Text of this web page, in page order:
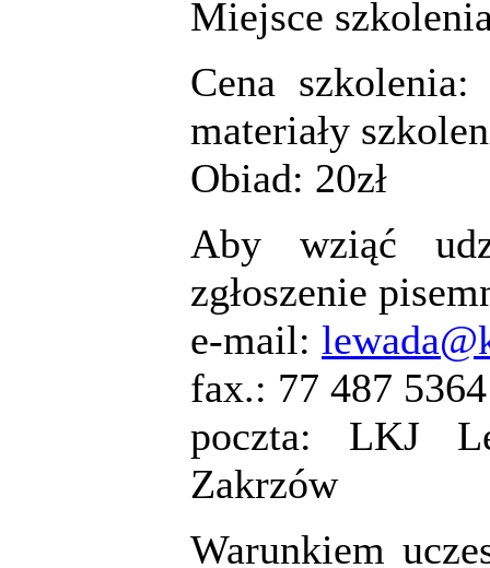
Miejsce
Cena
materiały
Obiad: 20zł
Aby wziąć
zgłoszenie
e-mail:
fax.: 77 487 5364
poczta: LKJ
Zakrzów
Warunkiem